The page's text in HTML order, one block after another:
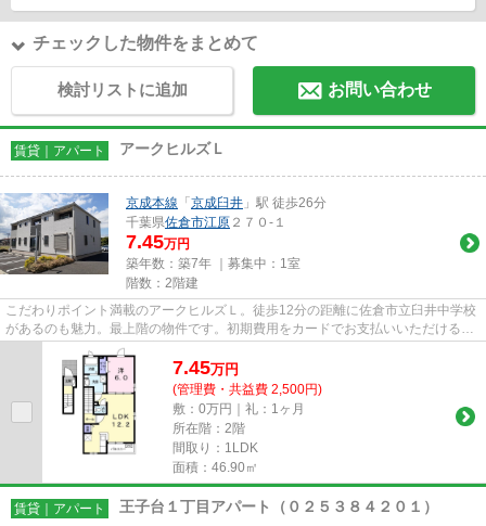
チェックした物件をまとめて
検討リストに追加 お問い合わせ
賃貸｜アパート アークヒルズＬ
京成本線 「 京成臼井 」駅 徒歩26分
千葉県佐倉市江原 ２７０-１
7.45万円
築年数：築7年 ｜募集中： 1室
階数：2階建
こだわりポイント満載のアークヒルズＬ。徒歩12分の距離に佐倉市立臼井中学校
があるのも魅力。最上階の物件です。初期費用をカードでお支払いいただけるの
で、カードで決済したい方に...
7.45万円
(管理費・共益費 2,500円)
敷：0万円｜礼：1ヶ月
所在階：2階
間取り：1LDK
面積：46.90㎡
賃貸｜アパート 王子台１丁目アパート（０２５３８４２０１）